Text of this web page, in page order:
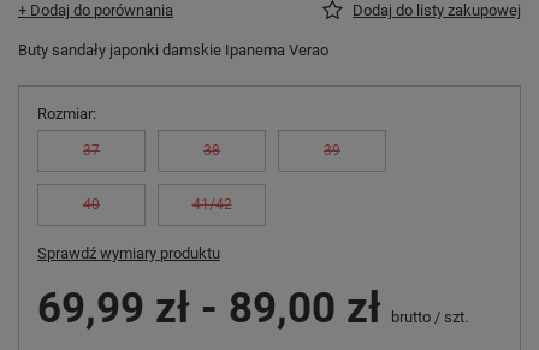
+ Dodaj do porównania Dodaj do listy zakupowej
Buty sandały japonki damskie Ipanema Verao
Rozmiar
37 38 39
40 41/42
Sprawdź wymiary produktu
69,99 zł - 89,00 zł brutto / szt.